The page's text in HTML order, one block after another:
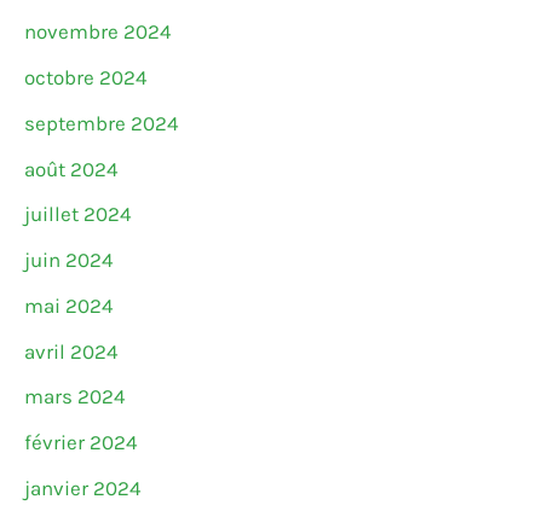
novembre 2024
octobre 2024
septembre 2024
août 2024
juillet 2024
juin 2024
mai 2024
avril 2024
mars 2024
février 2024
janvier 2024